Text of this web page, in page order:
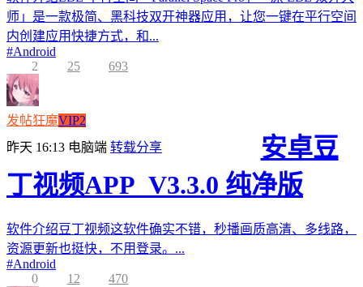
师」是一款极简、黑科技双开神器应用，让您一键在平行空间
内创建应用快捷方式，和...
#Android
2
25 693
发帖狂魔VIP2
昨天 16:13 电脑端 转载分享
安卓豆
丁视频APP_V3.3.0 纯净版
软件介绍豆丁视频这软件确实不错，秒播画质高清、多线路，
资源更新也挺快，不用登录。...
#Android
0
12 470